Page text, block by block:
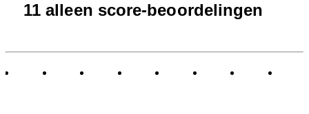
11 alleen score-beoordelingen